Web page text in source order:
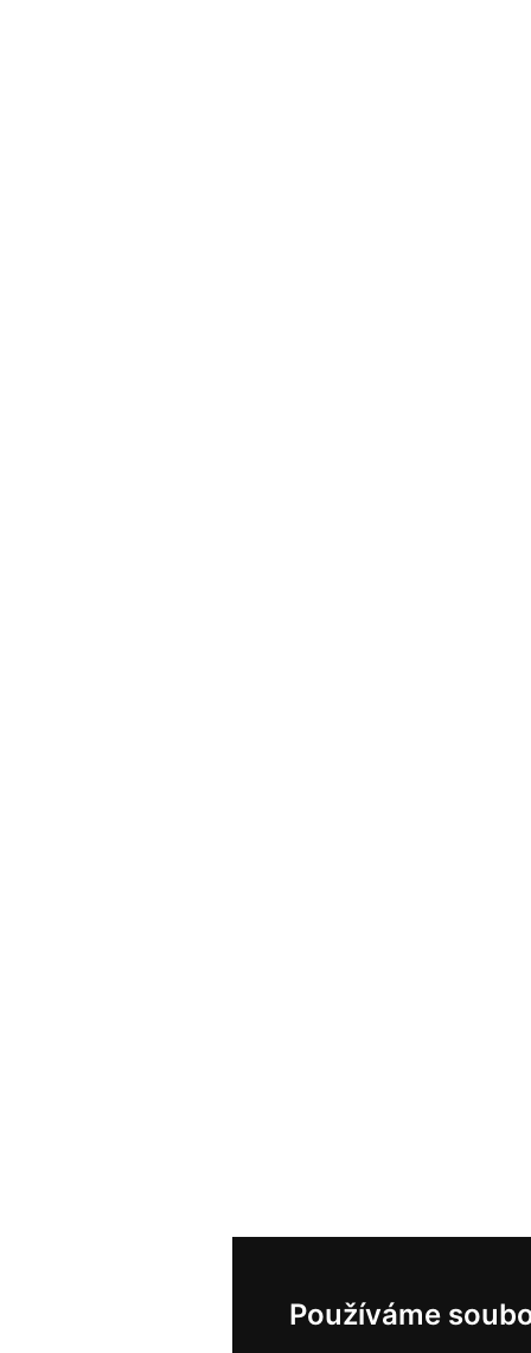
Používáme